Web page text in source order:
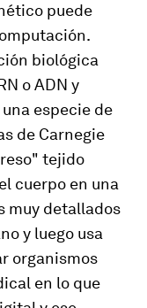
puede
biológica
o ADN y
especie de
de Carnegie
tejido
cuerpo en una
muy detallados
y luego usa
organismos
en lo que